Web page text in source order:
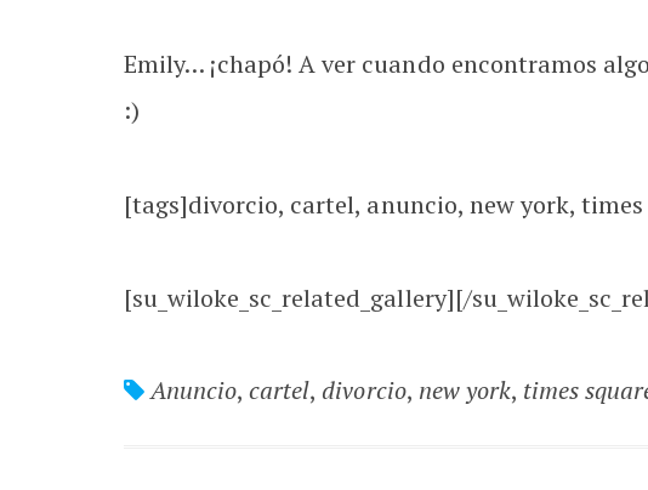
Emily… ¡chapó! A ver cuando encontramos
:)
[tags]divorcio, cartel, anuncio, new york,
[su_wiloke_sc_related_gallery][/
Anuncio,cartel, divorcio, new york, times